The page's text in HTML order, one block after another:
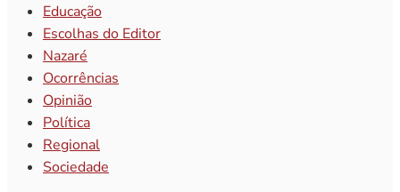
Educação
Escolhas do Editor
Nazaré
Ocorrências
Opinião
Política
Regional
Sociedade